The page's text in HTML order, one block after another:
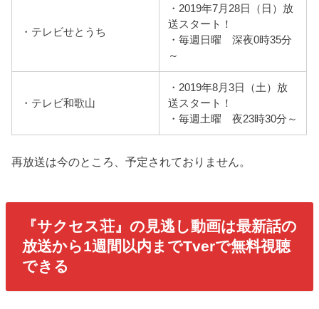
・テレビせとうち
・2019年7月28日（日）放
送スタート！
・毎週日曜 深夜0時35分
～
・テレビ和歌山
・2019年8月3日（土）放
送スタート！
・毎週土曜 夜23時30分～
再放送は今のところ、予定されておりません。
『サクセス荘』 の見逃し動画は最新話の
放送から1週間以内までTverで無料視聴
できる